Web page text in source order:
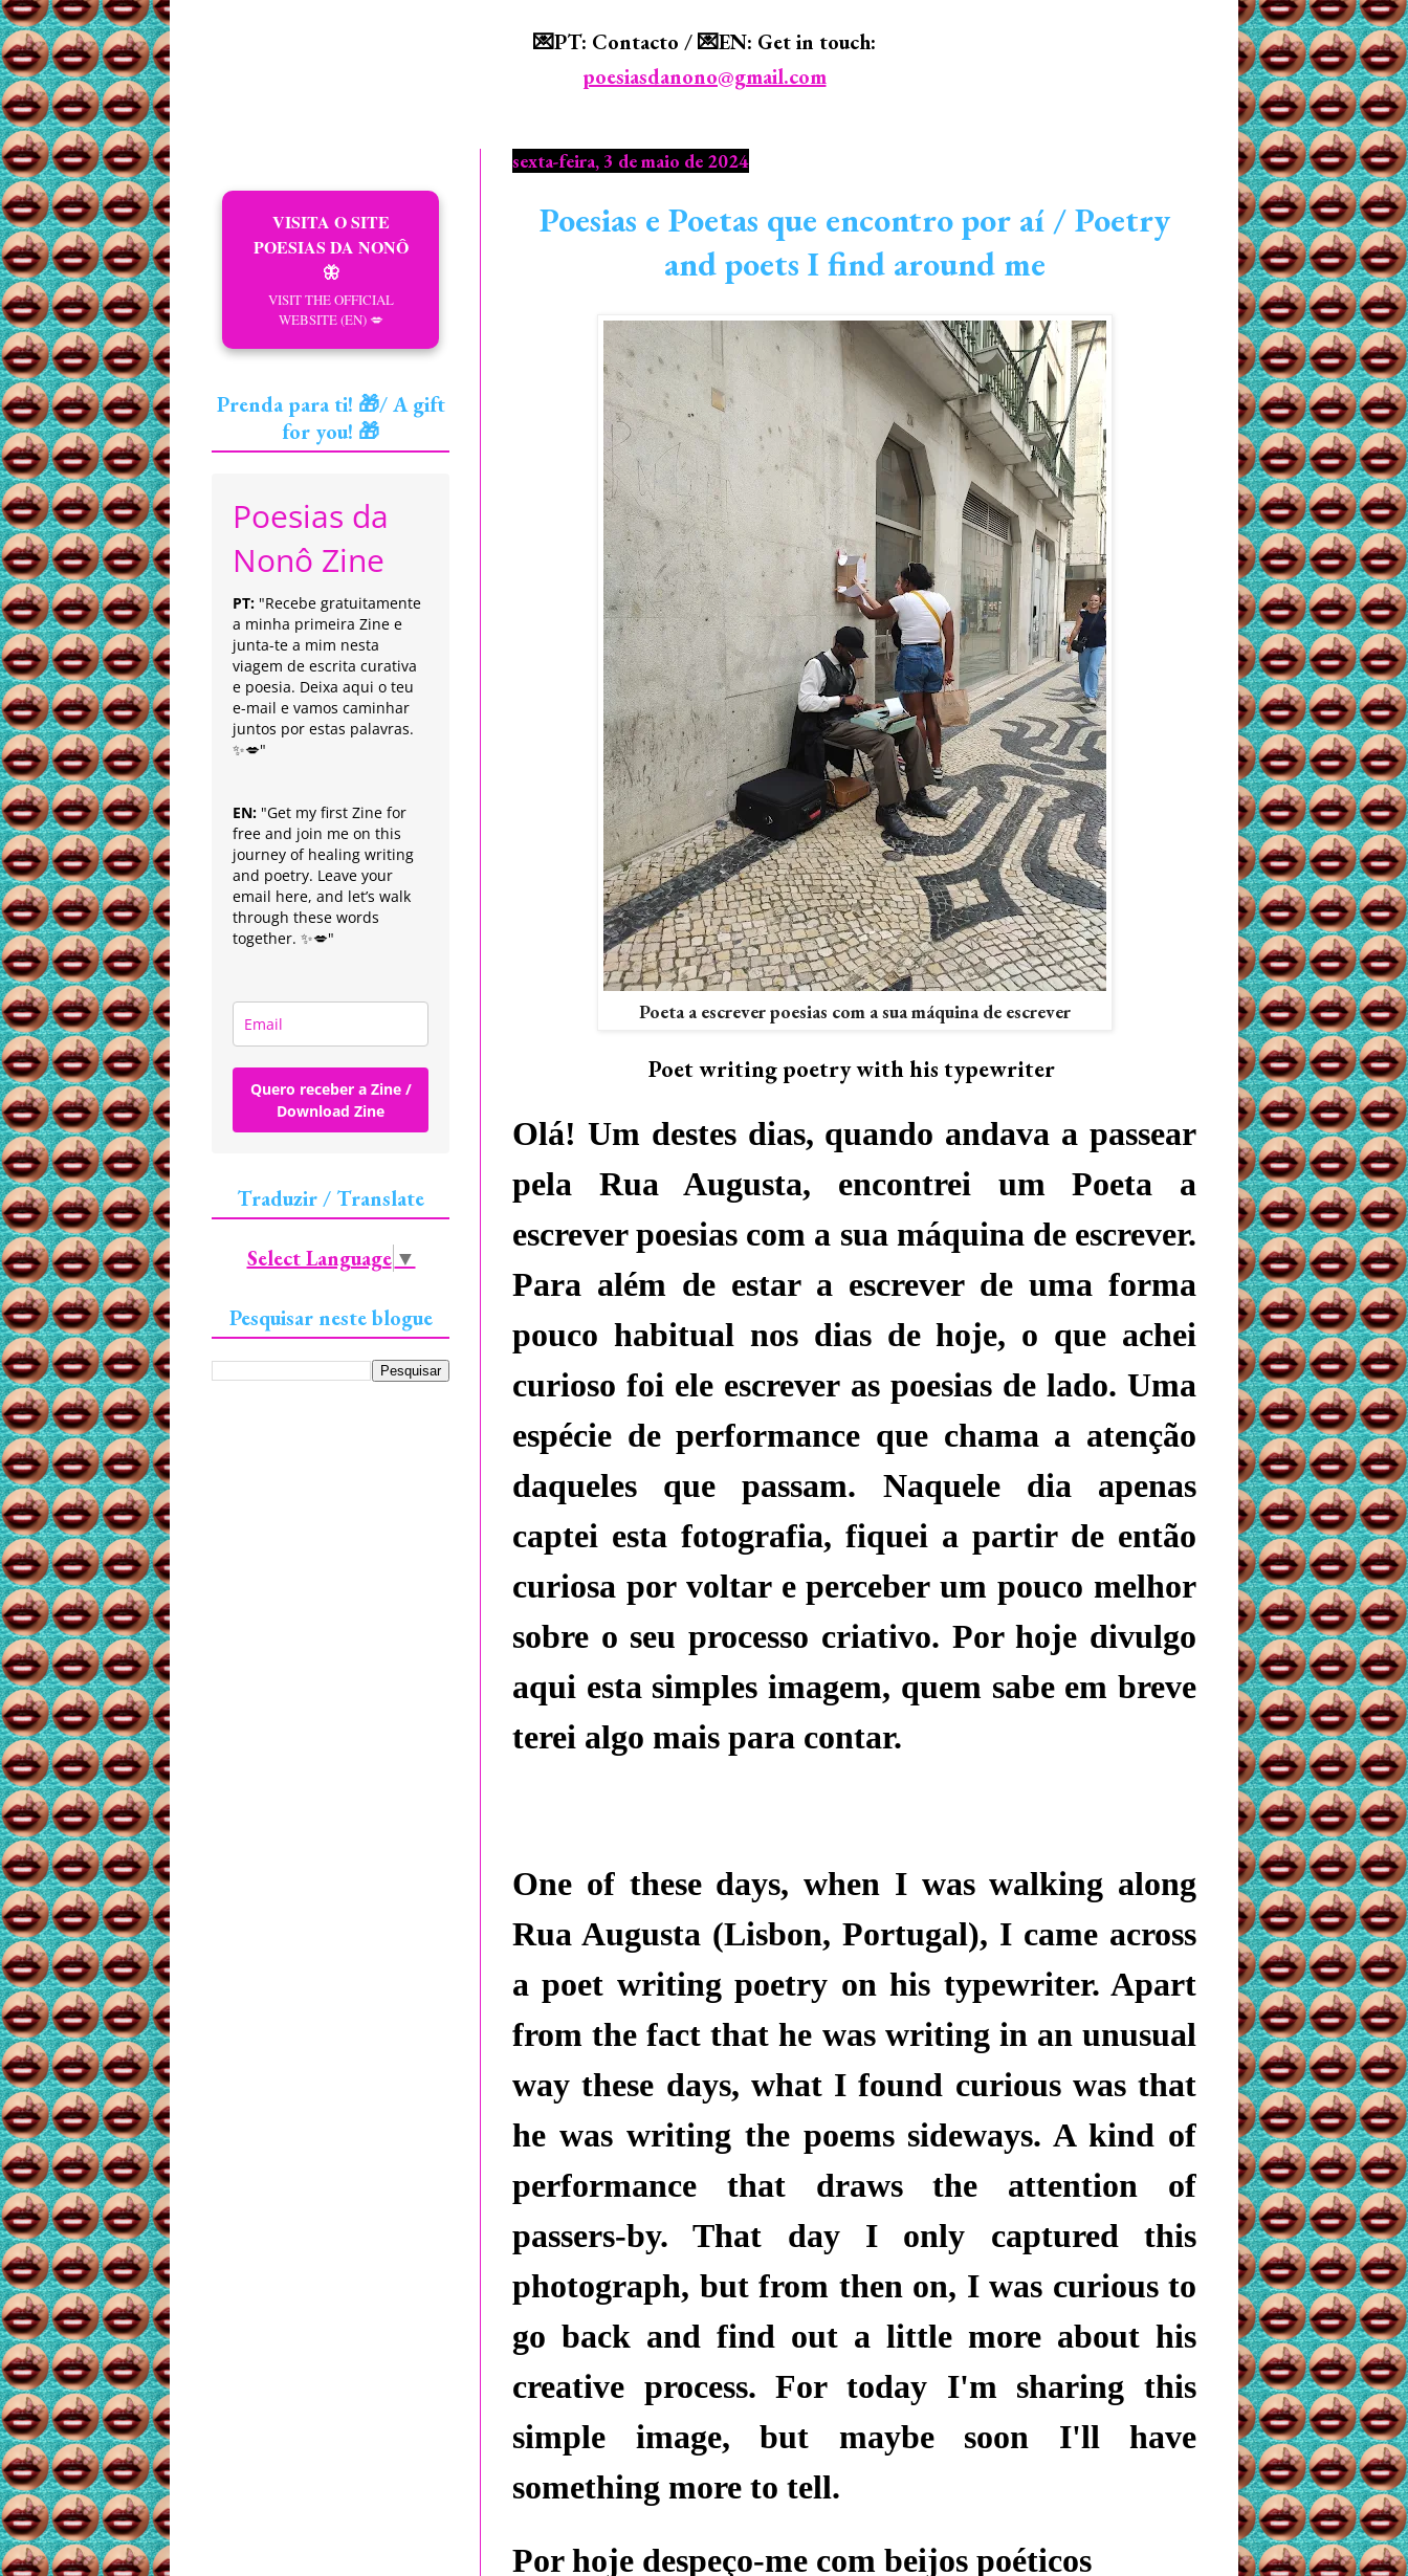
💌PT: Contacto / 💌EN: Get in touch:
poesiasdanono@gmail.com
sexta-feira, 3 de maio de 2024
Poesias e Poetas que encontro por aí / Poetry
and poets I find around me
Poeta a escrever poesias com a sua máquina de escrever
Poet writing poetry with his typewriter
Olá! Um destes dias, quando andava a passear
pela Rua Augusta, encontrei um Poeta a
escrever poesias com a sua máquina de escrever.
Para além de estar a escrever de uma forma
pouco habitual nos dias de hoje, o que achei
curioso foi ele escrever as poesias de lado. Uma
espécie de performance que chama a atenção
daqueles que passam. Naquele dia apenas
captei esta fotografia, fiquei a partir de então
curiosa por voltar e perceber um pouco melhor
sobre o seu processo criativo. Por hoje divulgo
aqui esta simples imagem, quem sabe em breve
terei algo mais para contar.
One of these days, when I was walking along
Rua Augusta (Lisbon, Portugal), I came across
a poet writing poetry on his typewriter. Apart
from the fact that he was writing in an unusual
way these days, what I found curious was that
he was writing the poems sideways. A kind of
performance that draws the attention of
passers-by. That day I only captured this
photograph, but from then on, I was curious to
go back and find out a little more about his
creative process. For today I'm sharing this
simple image, but maybe soon I'll have
something more to tell.
Por hoje despeço-me com beijos poéticos
VISITA O SITE
POESIAS DA NONÔ
🦋
VISIT THE OFFICIAL
WEBSITE (EN) 💋
Prenda para ti! 🎁/ A gift
for you! 🎁
Poesias da
Nonô Zine
PT: "Recebe gratuitamente
a minha primeira Zine e
junta-te a mim nesta
viagem de escrita curativa
e poesia. Deixa aqui o teu
e-mail e vamos caminhar
juntos por estas palavras.
✨💋"
EN: "Get my first Zine for
free and join me on this
journey of healing writing
and poetry. Leave your
email here, and let’s walk
through these words
together. ✨💋"
Quero receber a Zine /
Download Zine
Traduzir / Translate
Select Language ▼
Pesquisar neste blogue